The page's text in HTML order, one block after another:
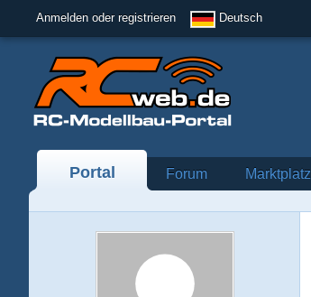
Anmelden oder registrieren Deutsch
Portal Forum Marktplatz